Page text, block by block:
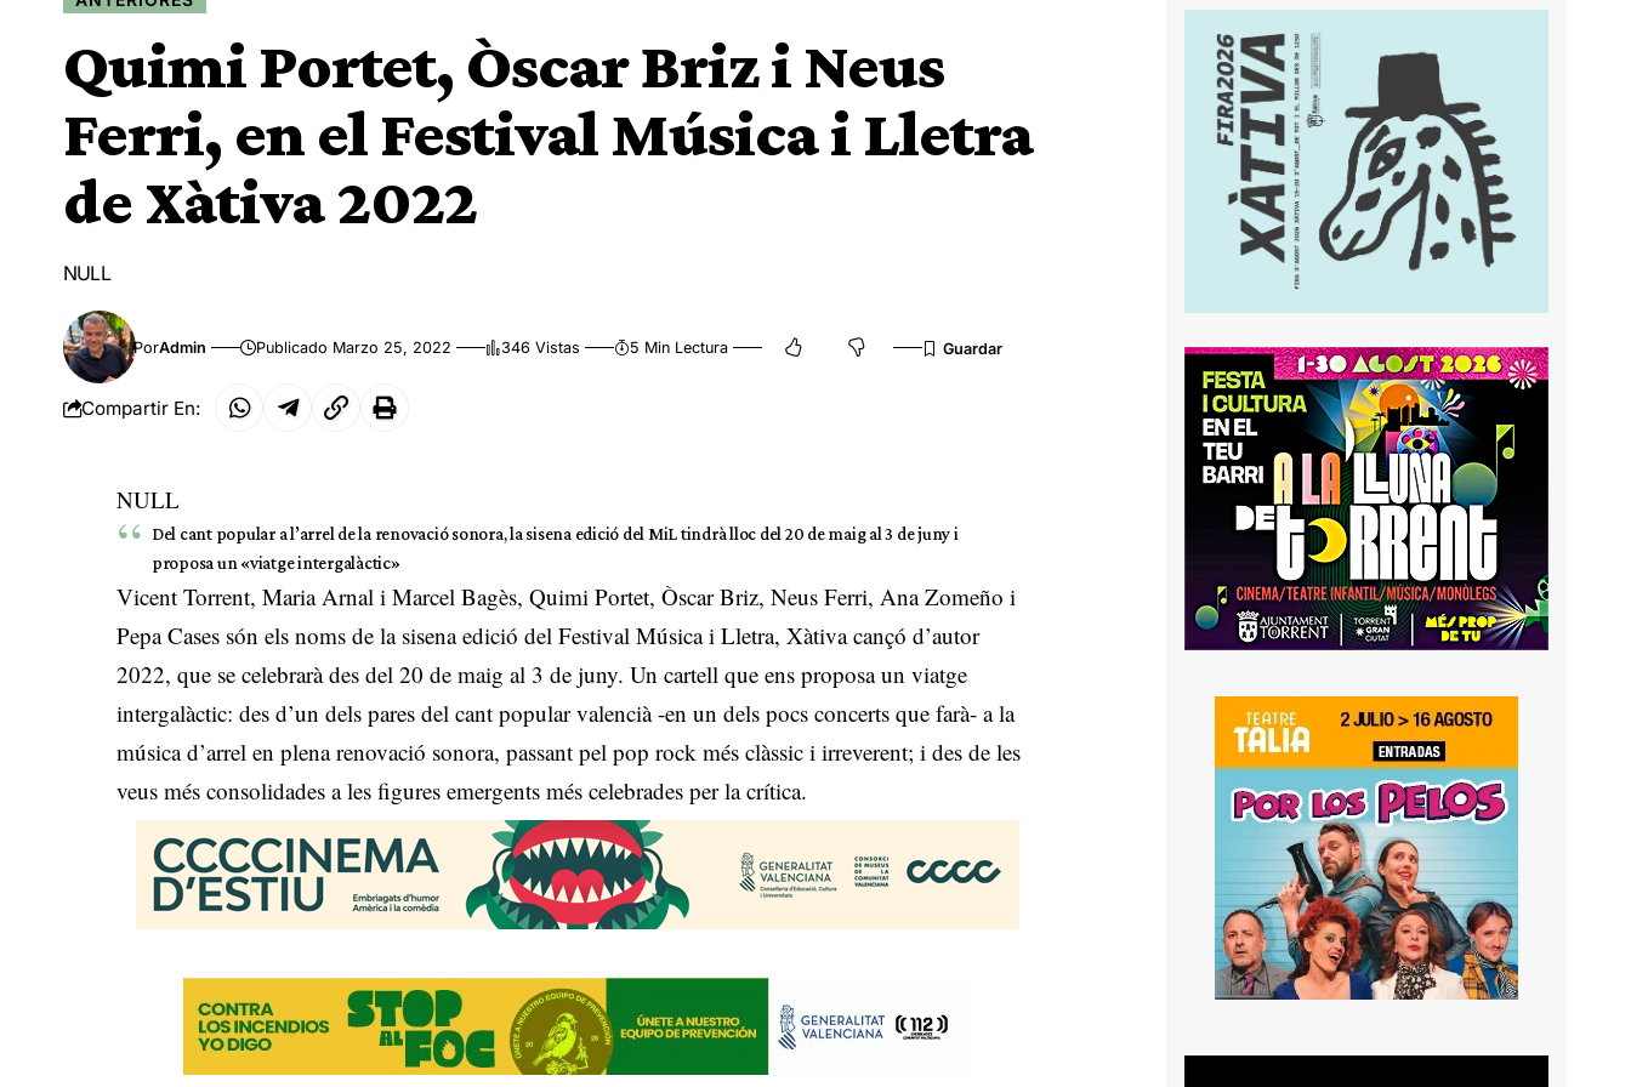
Quimi Portet, Òscar Briz i Neus
Ferri, en el Festival Música i Lletra
de Xàtiva 2022
NULL
PorAdmin Publicado Marzo 25, 2022 346 Vistas 5 Min Lectura
Compartir En:
NULL
Del cant popular a l’arrel de la renovació sonora, la sisena edició del MiL tindrà lloc del 20 de maig al 3 de juny i
proposa un «viatge intergalàctic»
Vicent Torrent, Maria Arnal i Marcel Bagès, Quimi Portet, Òscar Briz, Neus Ferri, Ana Zomeño i
Pepa Cases són els noms de la sisena edició del Festival Música i Lletra, Xàtiva cançó d’autor
2022, que se celebrarà des del 20 de maig al 3 de juny. Un cartell que ens proposa un viatge
intergalàctic: des d’un dels pares del cant popular valencià -en un dels pocs concerts que farà- a la
música d’arrel en plena renovació sonora, passant pel pop rock més clàssic i irreverent; i des de les
veus més consolidades a les figures emergents més celebrades per la crítica.